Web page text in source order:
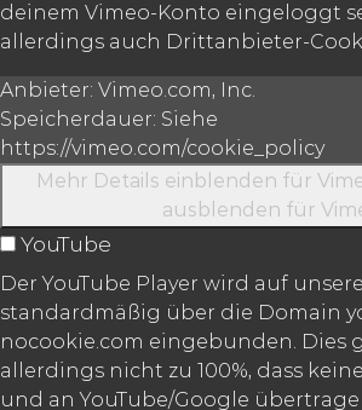
deinem Vimeo-Konto eingeloggt
allerdings auch Drittanbieter-
Anbieter: Vimeo.com, Inc.
Speicherdauer: Siehe
https://vimeo.com/cookie_policy
Mehr Details einblenden für
ausblenden für
YouTube
Der YouTube Player wird auf
standardmäßig über die Domain
nocookie.com eingebunden. Dies
allerdings nicht zu 100%, dass
und an YouTube/Google